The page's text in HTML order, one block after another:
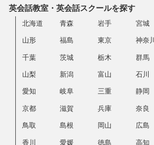
英会話教室・英会話スクールを探す
北海道 青森 岩手 宮城
山形 福島 東京 神奈川
千葉 茨城 栃木 群馬
山梨 新潟 富山 石川
愛知 岐阜 三重 静岡
京都 滋賀 兵庫 奈良
鳥取 島根 岡山 広島
香川 愛媛 徳島 高知